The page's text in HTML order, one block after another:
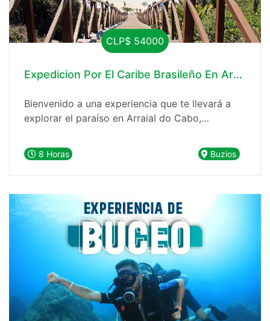
CLP$ 54000
Expedicion Por El Caribe Brasileño En Arraial
Bienvenido a una experiencia que te llevará a
explorar el paraíso en Arraial do Cabo,
tour diario desde Buzios te brinda la
oportunidad de sumergirte en aguas cristalinas,
8 Horas Buzios